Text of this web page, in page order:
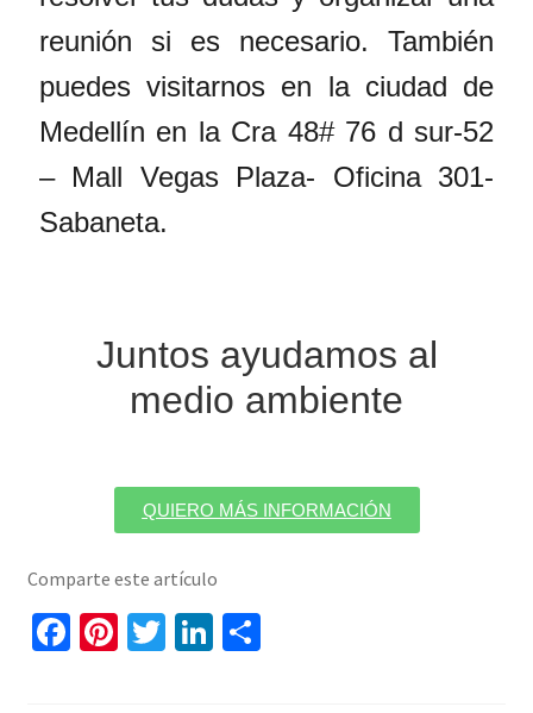
reunión si es necesario. También
puedes visitarnos en la ciudad de
Medellín en la Cra 48# 76 d sur-52
– Mall Vegas Plaza- Oficina 301-
Sabaneta.
Juntos ayudamos al
medio ambiente
QUIERO MÁS INFORMACIÓN
Comparte este artículo
F
Pi
T
Li